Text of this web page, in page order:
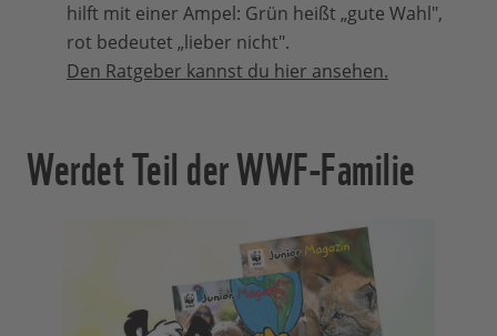
hilft mit einer Ampel: Grün heißt „gute Wahl",
rot bedeutet „lieber nicht".
Den Ratgeber kannst du hier ansehen.
Werdet Teil der WWF-Familie